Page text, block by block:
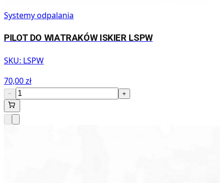
Systemy odpalania
PILOT DO WIATRAKÓW ISKIER LSPW
SKU: LSPW
70,00 zł
− +